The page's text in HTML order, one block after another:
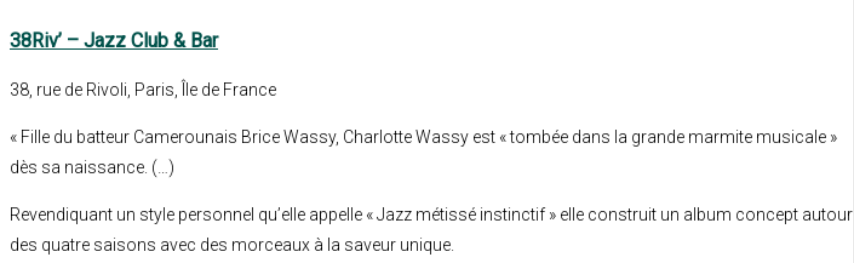
38Riv’ – Jazz Club & Bar
38, rue de Rivoli, Paris, Île de France
« Fille du batteur Camerounais Brice Wassy, Charlotte Wassy est « tombée dans la grande marmite musicale »
dès sa naissance. (…)
Revendiquant un style personnel qu’elle appelle « Jazz métissé instinctif » elle construit un album concept autour
des quatre saisons avec des morceaux à la saveur unique.